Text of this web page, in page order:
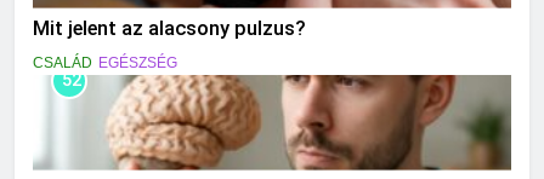
Mit jelent az alacsony pulzus?
CSALÁD EGÉSZSÉG
52